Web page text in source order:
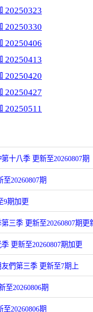
20250323
20250330
20250406
20250413
20250420
20250427
20250511
十八季 更新至20260807期
20260807期
9期加更
三季 更新至20260807期更
更新至20260807期加更
們第三季 更新至7期上
至20260806期
20260806期